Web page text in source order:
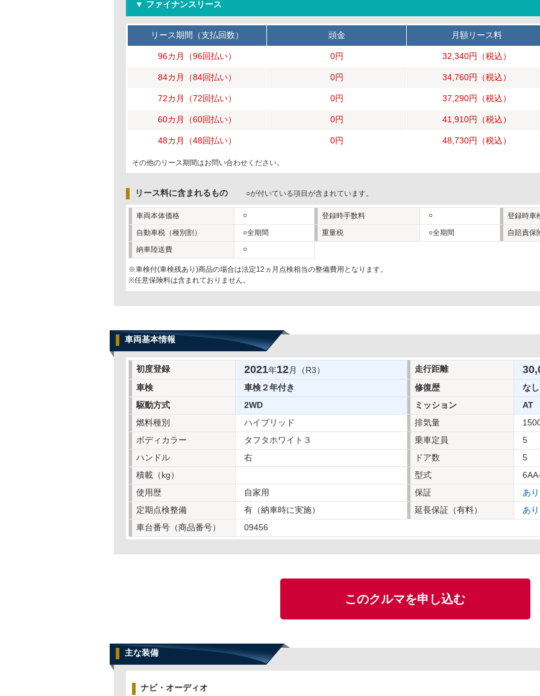
▼ ファイナンスリース
リース期間（支払回数） 頭金 月額リース料
96カ月（96回払い） 0円 32,340円 （税込）
84カ月（84回払い） 0円 34,760円 （税込）
72カ月（72回払い） 0円 37,290円 （税込）
60カ月（60回払い） 0円 41,910円 （税込）
48カ月（48回払い） 0円 48,730円 （税込）
その他のリース期間はお問い合わせください。
リース料に含まれるもの ○が付いている項目が含まれています。
車両本体価格 ○ 登録時手数料 ○ 登録時車
自動車税（種別割） ○全期間 重量税 ○全期間 自賠責保
納車陸送費
○
※車検付(車検残あり)商品の場合は法定12ヵ月点検相当の整備費用となります。
※任意保険料は含まれておりません。
車両基本情報
初度登録 2021年12月（R3） 走行距離
車検
車検２年付き 修復歴
なし
駆動方式
2WD ミッション
AT
燃料種別
ハイブリッド 排気量
ボディカラー
タフタホワイト３ 乗車定員
5
ハンドル
右 ドア数
5
積載（kg）
型式
使用歴
自家用 保証
あり
定期点検整備
有（納車時に実施） 延長保証（有料）
あり
車台番号（商品番号）
09456
このクルマを申し込む
主な装備
ナビ・オーディオ